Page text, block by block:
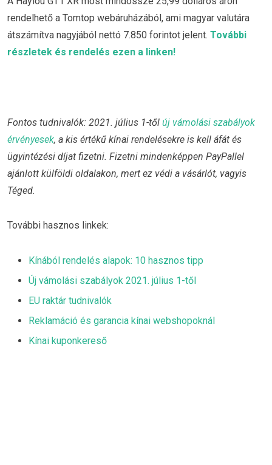
rendelhető a Tomtop webáruházából, ami magyar valutára
átszámítva nagyjából nettó 7.850 forintot jelent. További
részletek és rendelés ezen a linken!
Fontos tudnivalók: 2021. július 1-től új vámolási szabályok
érvényesek, a kis értékű kínai rendelésekre is kell áfát és
ügyintézési díjat fizetni. Fizetni mindenképpen PayPallel
ajánlott külföldi oldalakon, mert ez védi a vásárlót, vagyis
Téged.
További hasznos linkek:
Kínából rendelés alapok: 10 hasznos tipp
Új vámolási szabályok 2021. július 1-től
EU raktár tudnivalók
Reklamáció és garancia kínai webshopoknál
Kínai kuponkereső